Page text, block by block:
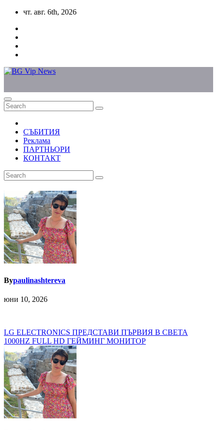
Skip
content
чт. авг. 6th, 2026
СЪБИТИЯ
Реклама
ПАРТНЬОРИ
КОНТАКТ
Bypaulinashtereva
юни 10, 2026
Навигация
LG ELECTRONICS ПРЕДСТАВИ ПЪРВИЯ В СВЕТА
1000HZ FULL HD ГЕЙМИНГ МОНИТОР